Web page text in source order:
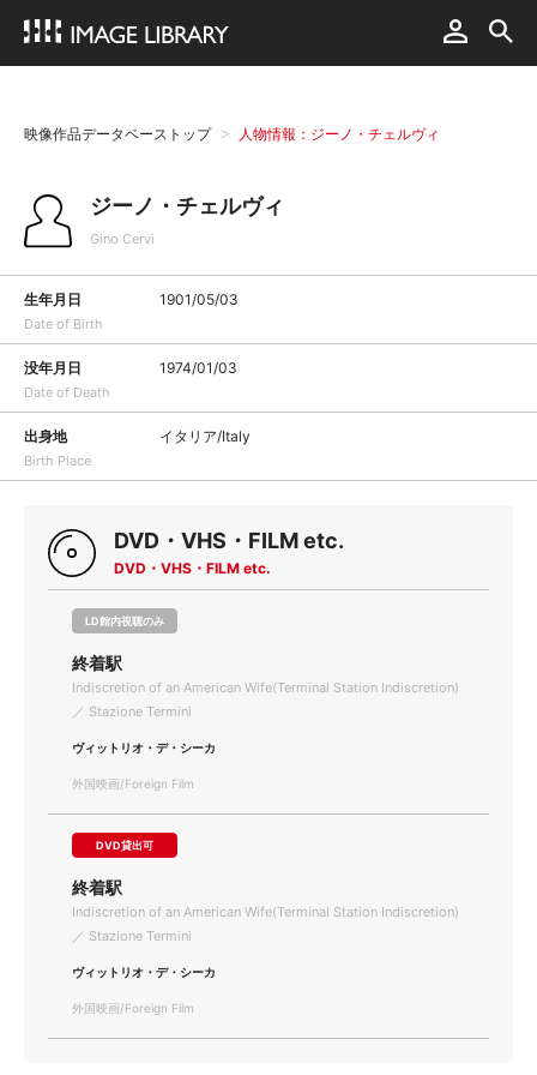
映像作品データベーストップ 人物情報：ジーノ・チェルヴィ
ジーノ・チェルヴィ
Gino Cervi
生年月日
Date of Birth
1901/05/03
没年月日
Date of Death
1974/01/03
出身地
Birth Place
イタリア/Italy
DVD・VHS・FILM etc.
DVD・VHS・FILM etc.
LD館内視聴のみ
終着駅
Indiscretion of an American Wife(Terminal Station Indiscretion)
／ Stazione Termini
ヴィットリオ・デ・シーカ
外国映画/Foreign Film
DVD貸出可
終着駅
Indiscretion of an American Wife(Terminal Station Indiscretion)
／ Stazione Termini
ヴィットリオ・デ・シーカ
外国映画/Foreign Film